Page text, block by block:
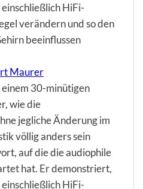
HiFi-
verändern und so den
beeinflussen
Maurer
einem 30-minütigen
wie die
jegliche Änderung im
völlig anders sein
auf die die audiophile
hat. Er demonstriert,
HiFi-